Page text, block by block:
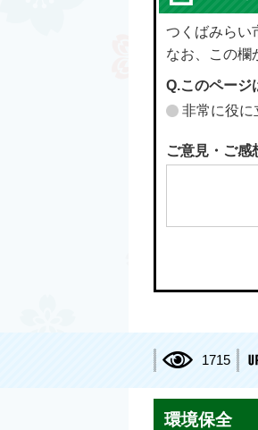
つくばみらい
なお、この欄
Q.このページ
非常に役に
ご意見・ご感
1715
環境保全